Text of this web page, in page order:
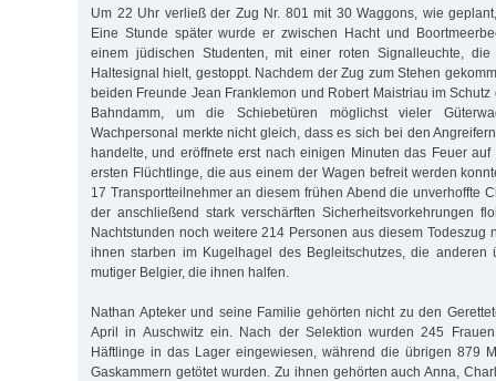
Um 22 Uhr verließ der Zug Nr. 801 mit 30 Waggons, wie
Eine Stunde später wurde er zwischen Hacht und
einem jüdischen Studenten, mit einer roten Signalleuchte,
Haltesignal hielt, gestoppt. Nachdem der Zug zum Stehen
beiden Freunde Jean Franklemon und Robert Maistriau im
Bahndamm, um die Schiebetüren möglichst vieler
Wachpersonal merkte nicht gleich, dass es sich bei den
handelte, und eröffnete erst nach einigen Minuten das Feuer
ersten Flüchtlinge, die aus einem der Wagen befreit werden
17 Transportteilnehmer an diesem frühen Abend die unverhoffte
der anschließend stark verschärften Sicherheitsvorkehrungen
Nachtstunden noch weitere 214 Personen aus diesem Todeszug
ihnen starben im Kugelhagel des Begleitschutzes, die anderen
mutiger Belgier, die ihnen halfen.
Nathan Apteker und seine Familie gehörten nicht zu den
April in Auschwitz ein. Nach der Selektion wurden 245
Häftlinge in das Lager eingewiesen, während die übrigen 879
Gaskammern getötet wurden. Zu ihnen gehörten auch Anna,